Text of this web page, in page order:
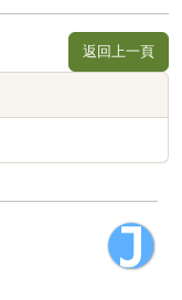
返回上一頁